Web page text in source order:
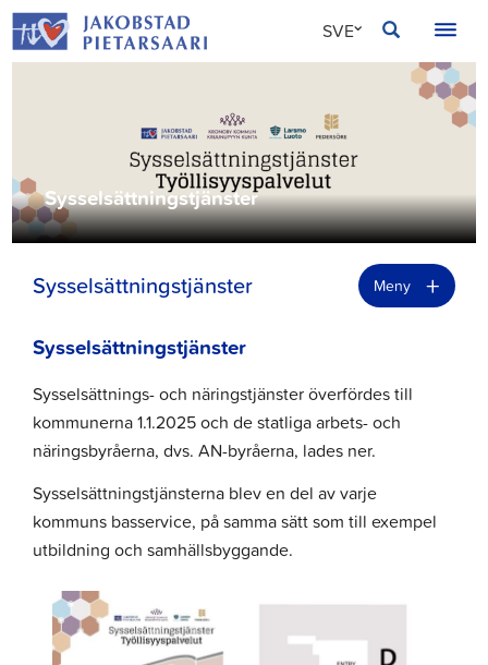
Hoppa
till
innehållet
SVE
ENG
Sysselsättningstjänster
Sysselsättningstjänster Meny +
Sysselsättningstjänster
Sysselsättnings- och näringstjänster överfördes till
kommunerna 1.1.2025 och de statliga arbets- och
näringsbyråerna, dvs. AN-byråerna, lades ner.
Sysselsättningstjänsterna blev en del av varje
kommuns basservice, på samma sätt som till exempel
utbildning och samhällsbyggande.